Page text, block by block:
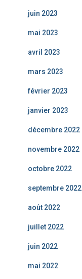
juin 2023
mai 2023
avril 2023
mars 2023
février 2023
janvier 2023
décembre 2022
novembre 2022
octobre 2022
septembre 2022
août 2022
juillet 2022
juin 2022
mai 2022